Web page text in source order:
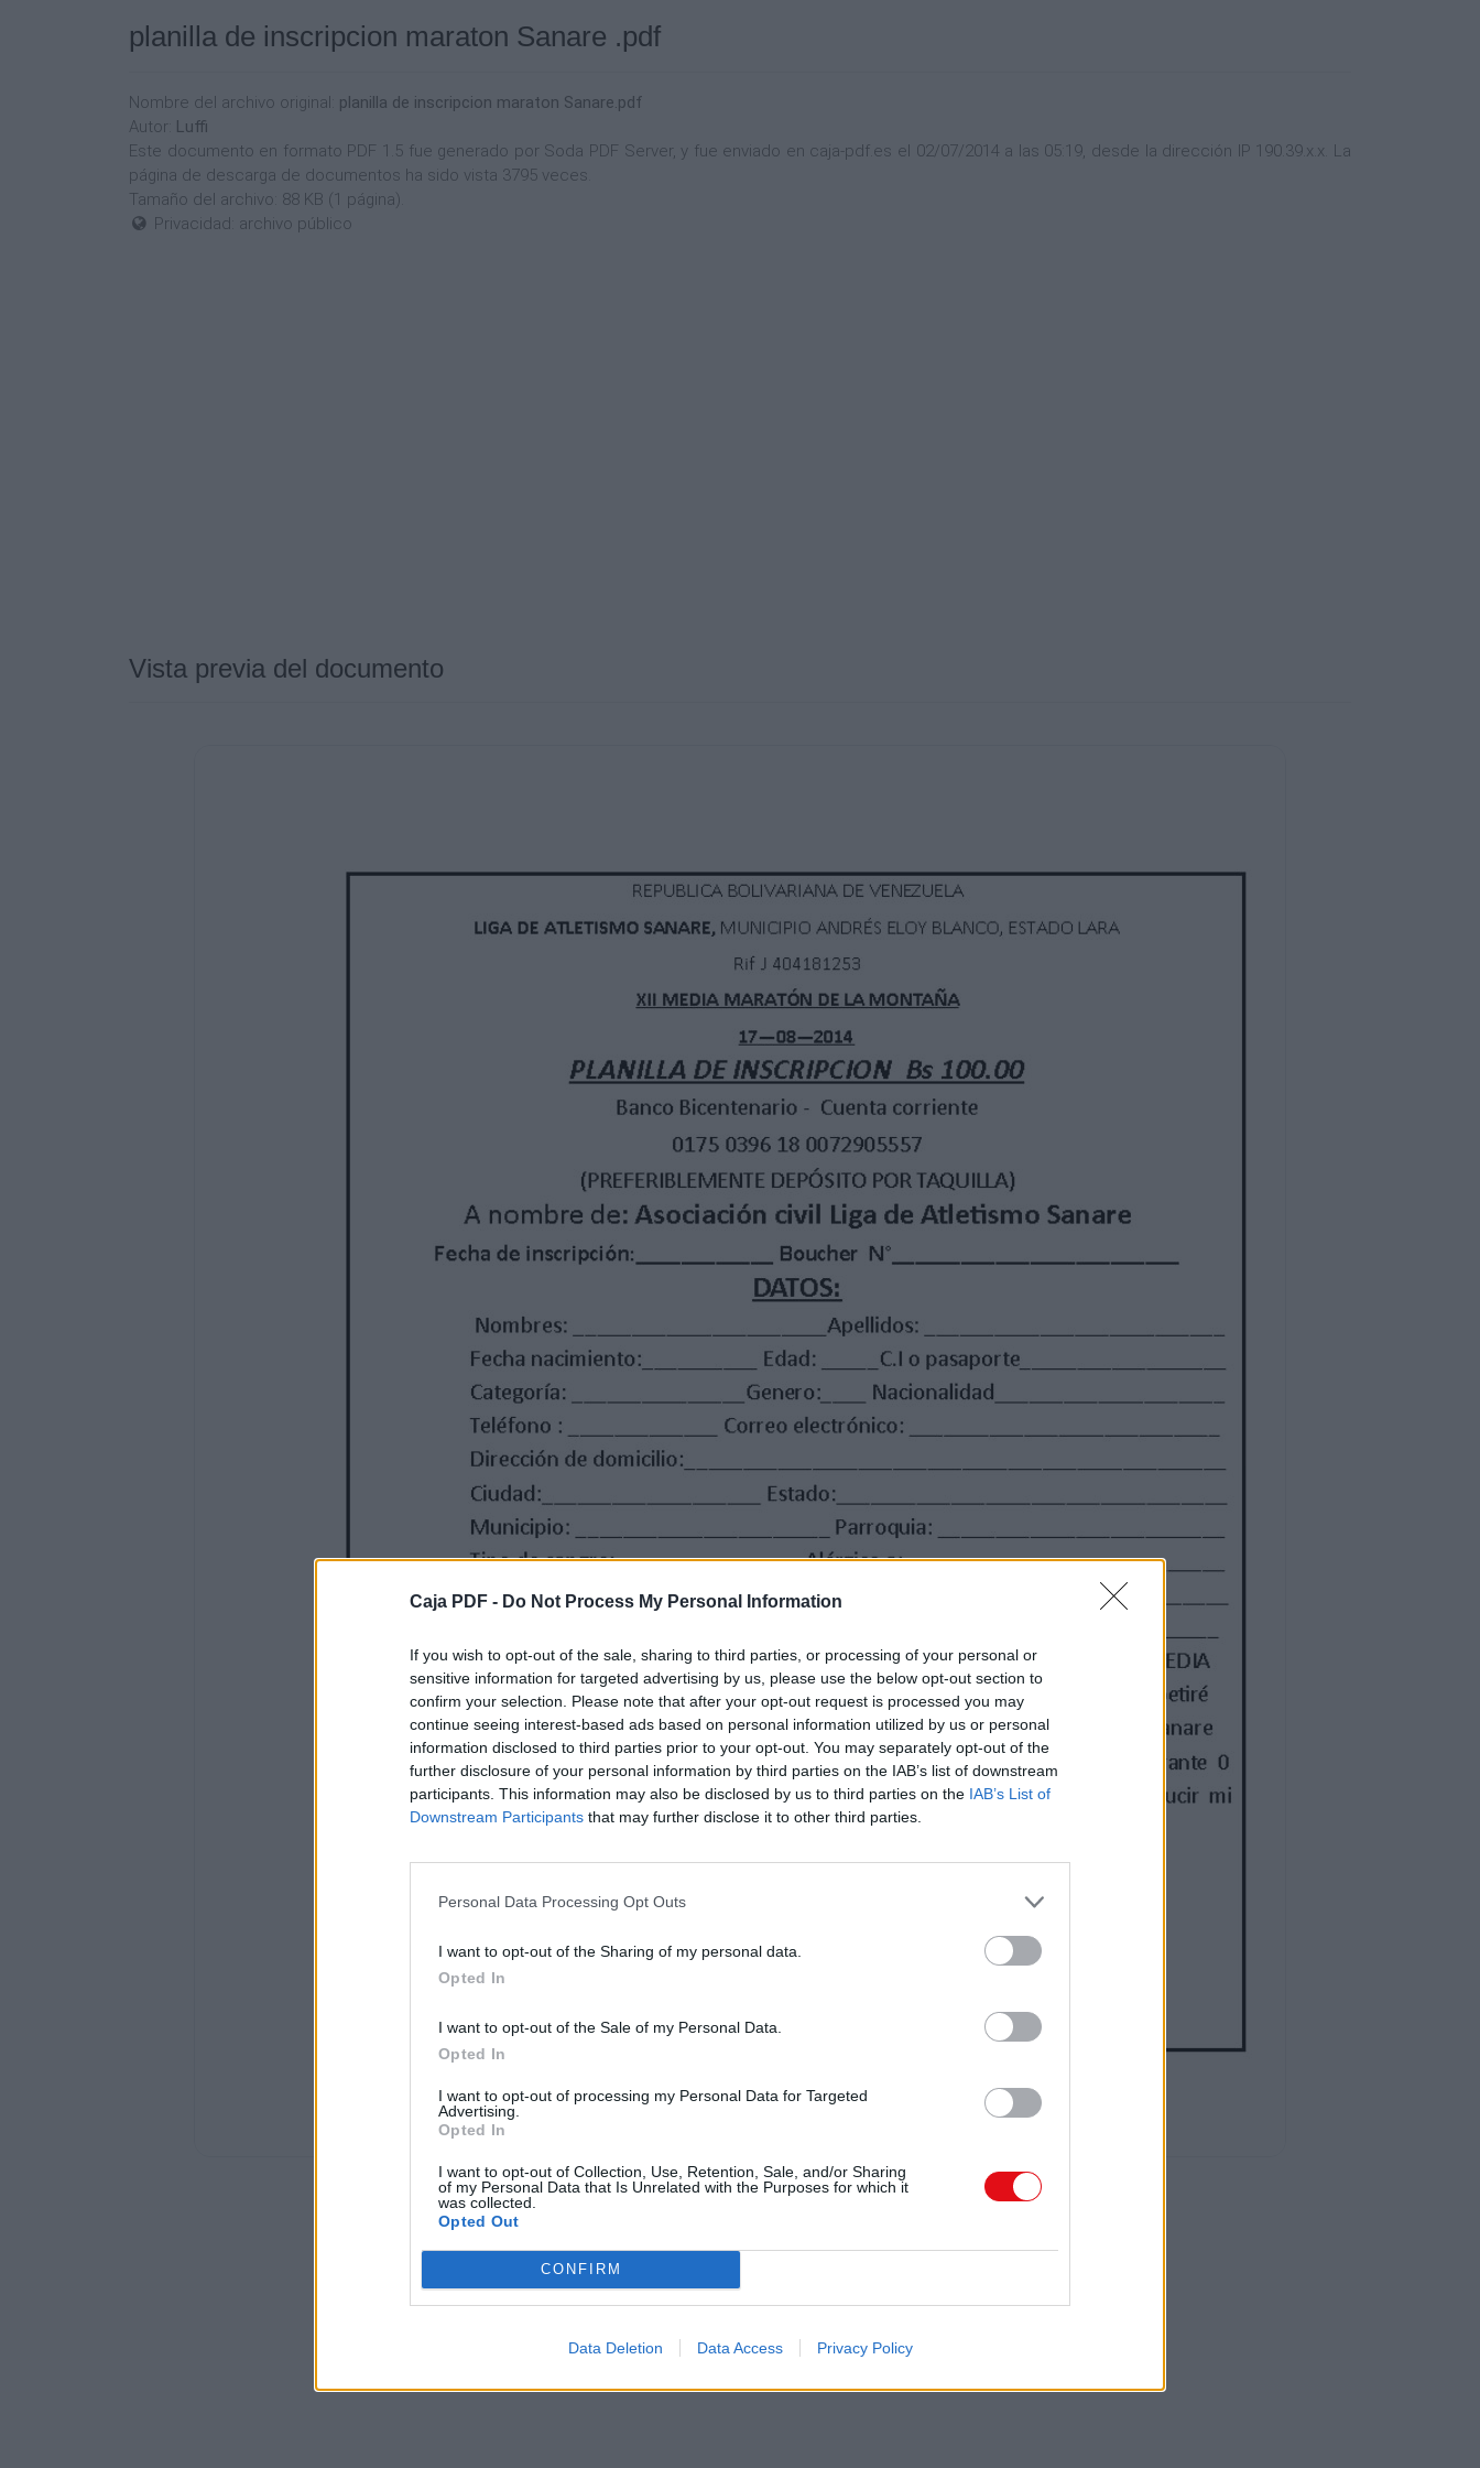
Caja PDF - Do Not Process My Personal Information
If you wish to opt-out of the sale, sharing to third parties, or processing of your personal or
sensitive information for targeted advertising by us, please use the below opt-out section to
confirm your selection. Please note that after your opt-out request is processed you may
continue seeing interest-based ads based on personal information utilized by us or personal
information disclosed to third parties prior to your opt-out. You may separately opt-out of the
further disclosure of your personal information by third parties on the IAB’s list of downstream
participants. This information may also be disclosed by us to third parties on the IAB’s List of
Downstream Participants that may further disclose it to other third parties.
Personal Data Processing Opt Outs
I want to opt-out of the Sharing of my personal data.
Opted In
I want to opt-out of the Sale of my Personal Data.
Opted In
I want to opt-out of processing my Personal Data for Targeted
Advertising.
Opted In
I want to opt-out of Collection, Use, Retention, Sale, and/or Sharing
of my Personal Data that Is Unrelated with the Purposes for which it
was collected.
Opted Out
CONFIRM
Data Deletion Data Access Privacy Policy
planilla de inscripcion maraton Sanare .pdf
Nombre del archivo original: planilla de inscripcion maraton Sanare.pdf
Autor: Luffi
Este documento en formato PDF 1.5 fue generado por Soda PDF Server, y fue enviado en caja-pdf.es el 02/07/2014 a las 05:19, desde la dirección IP 190.39.x.x. La
página de descarga de documentos ha sido vista 3795 veces.
Tamaño del archivo: 88 KB (1 página).
Privacidad: archivo público
Vista previa del documento